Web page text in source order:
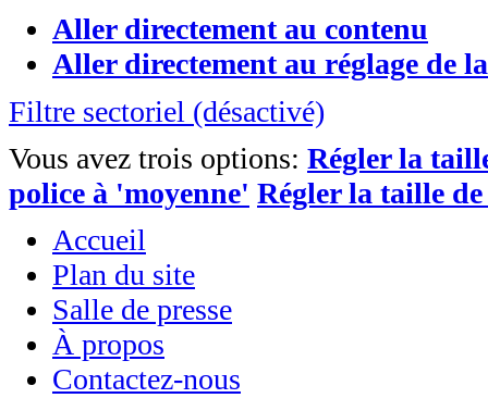
Aller directement au contenu
Aller directement au réglage de
Filtre sectoriel (désactivé)
Vous avez trois options: Régler la
police à 'moyenne' Régler la taille
Accueil
Plan du site
Salle de presse
À propos
Contactez-nous